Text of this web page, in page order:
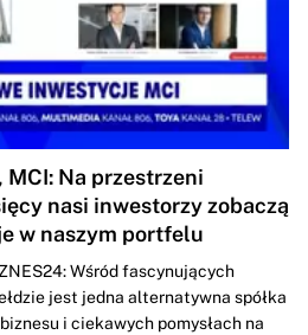
MCI: Na przestrzeni
nasi inwestorzy zobaczą
w naszym portfelu
Wśród fascynujących
jest jedna alternatywna spółka
i ciekawych pomysłach na